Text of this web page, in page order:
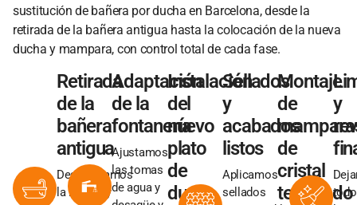
sustitución de bañera por ducha en Barcelona, desde la
retirada de la bañera antigua hasta la colocación de la nueva
ducha y mampara, con control total de cada fase.
Retirada
de la
bañera
antigua
Desmontamos
la bañera y
Adaptación
de la
fontanería
Ajustamos
las tomas
de agua y
Instalación
del
nuevo
plato
de
ducha
Sellados
y
acabados
listos
Aplicamos
sellados
Montaje
de
de
cristal
templado
y
todo